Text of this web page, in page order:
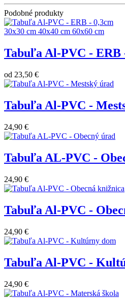
Podobné produkty
30x30 cm 40x40 cm 60x60 cm
Tabuľa Al-PVC - ERB
od 23,50 €
Tabuľa Al-PVC -
24,90 €
Tabuľa AL-PVC -
24,90 €
Tabuľa Al-PVC -
24,90 €
Tabuľa Al-PVC -
24,90 €